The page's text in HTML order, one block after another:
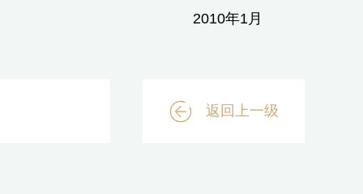
1月
返回上一级